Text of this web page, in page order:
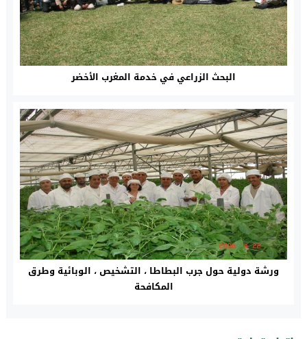
البحث الزراعي في خدمة المغرب الأخضر
ورشة دولية حول جرب البطاطا ، التشخيص ، الوبائية وطرق
المكافحة